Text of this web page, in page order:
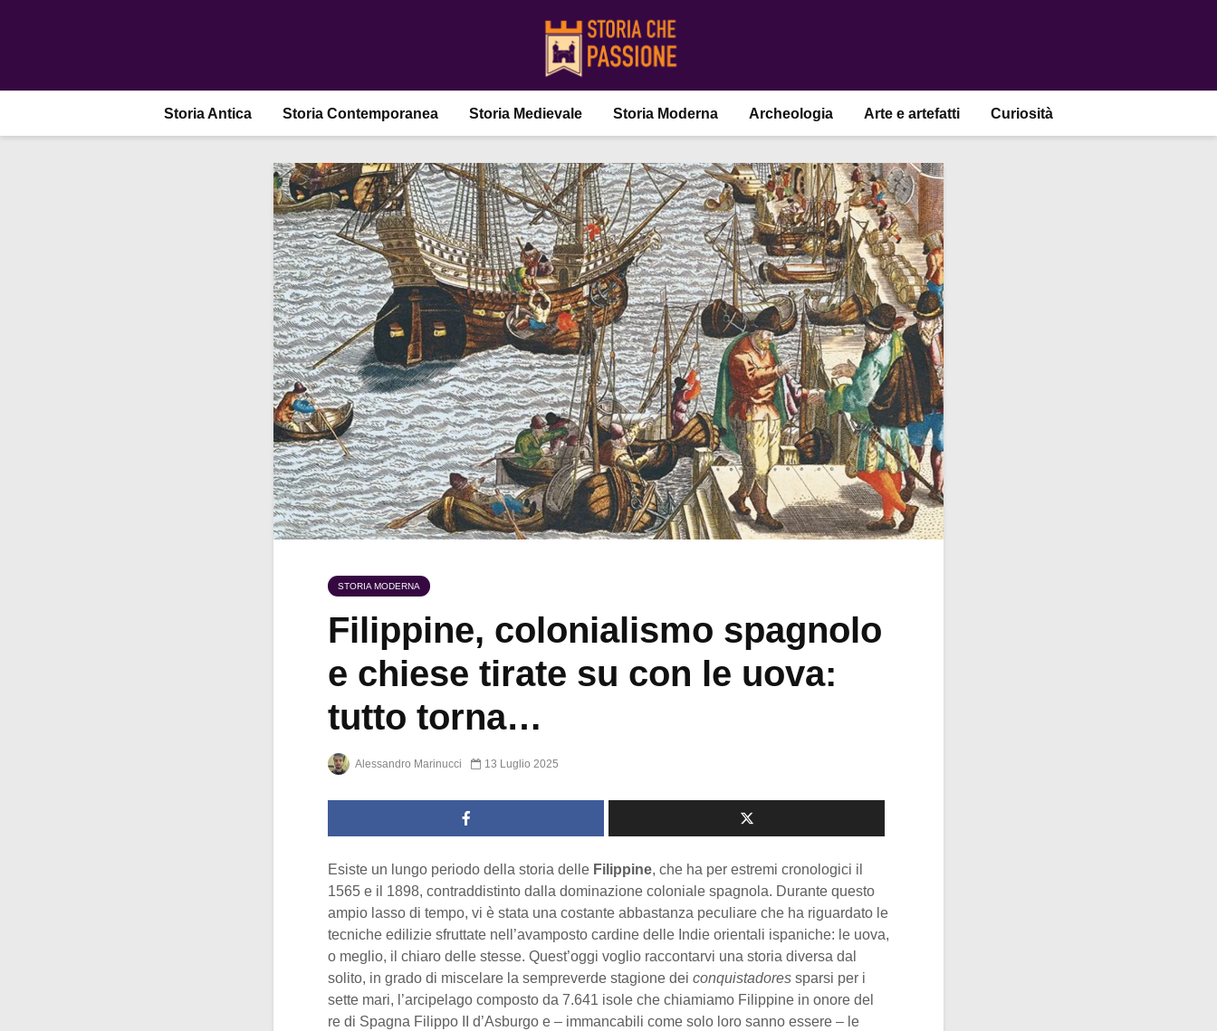
Storia Antica Storia Contemporanea Storia Medievale Storia Moderna Archeologia Arte e artefatti Curiosità
STORIA MODERNA
Filippine, colonialismo spagnolo
e chiese tirate su con le uova:
tutto torna…
Alessandro Marinucci 13 Luglio 2025
Esiste un lungo periodo della storia delle Filippine, che ha per estremi cronologici il
1565 e il 1898, contraddistinto dalla dominazione coloniale spagnola. Durante questo
ampio lasso di tempo, vi è stata una costante abbastanza peculiare che ha riguardato le
tecniche edilizie sfruttate nell’avamposto cardine delle Indie orientali ispaniche: le uova,
o meglio, il chiaro delle stesse. Quest’oggi voglio raccontarvi una storia diversa dal
solito, in grado di miscelare la sempreverde stagione dei conquistadores sparsi per i
sette mari, l’arcipelago composto da 7.641 isole che chiamiamo Filippine in onore del
re di Spagna Filippo II d’Asburgo e – immancabili come solo loro sanno essere – le